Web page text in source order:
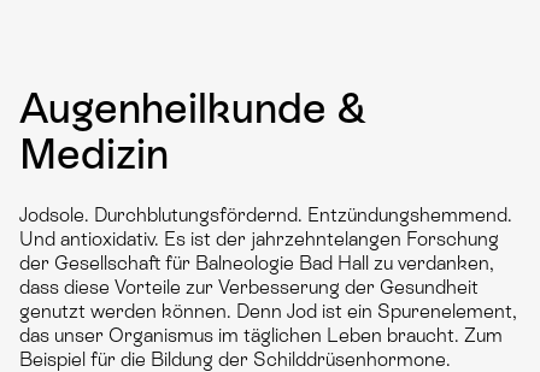
Augenheilkunde &
Medizin
Jodsole. Durchblutungsfördernd. Entzündungshemmend.
Und antioxidativ. Es ist der jahrzehntelangen Forschung
der Gesellschaft für Balneologie Bad Hall zu verdanken,
dass diese Vorteile zur Verbesserung der Gesundheit
genutzt werden können. Denn Jod ist ein Spurenelement,
das unser Organismus im täglichen Leben braucht. Zum
Beispiel für die Bildung der Schilddrüsenhormone.